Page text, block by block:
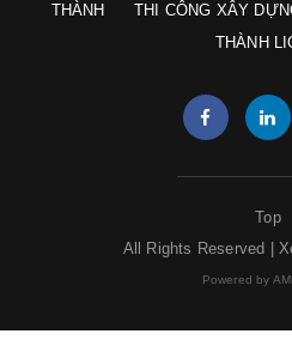
THÀNH
THI CÔNG XÂY
THÀNH
Top
All Rights Reserved |
Powered by